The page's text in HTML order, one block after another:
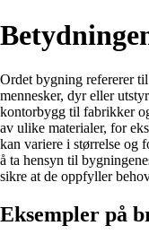
Ordet bygning refererer
mennesker, dyr eller
kontorbygg til fabrikker
av ulike materialer, for
kan variere i størrelse og
å ta hensyn til
sikre at de oppfyller
Eksempler på